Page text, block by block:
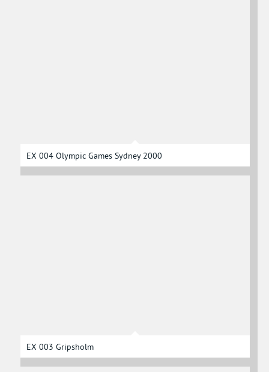
EX 004 Olympic Games Sydney 2000
EX 003 Gripsholm